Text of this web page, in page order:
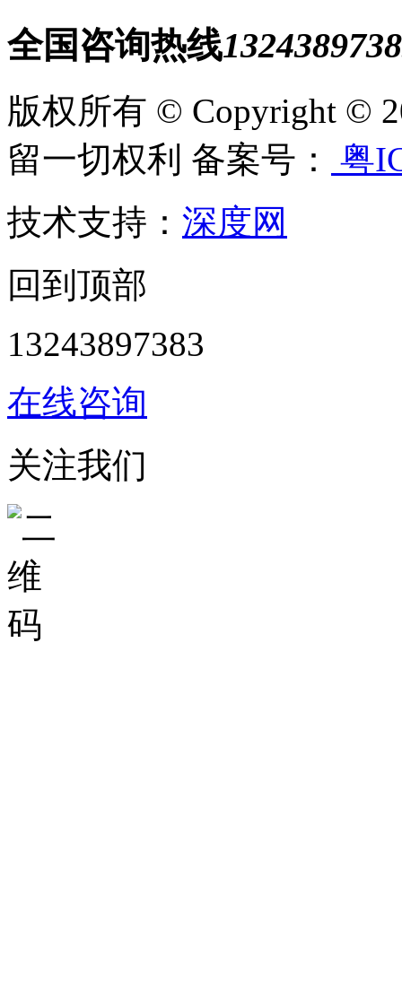
全国咨询热线
版权所有 © Copyright ©
留一切权利 备案号：
粤
技术支持： 深度网
回到顶部
13243897383
在线咨询
关注我们